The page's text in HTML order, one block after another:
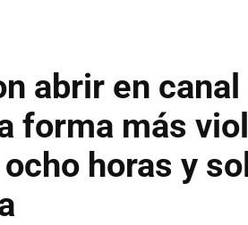
abrir en
forma más
horas y